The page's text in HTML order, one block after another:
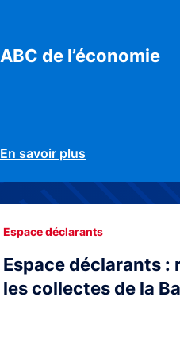
ABC de l’économie
En savoir plus
Espace déclarants
les collectes de la
Espace déclarants